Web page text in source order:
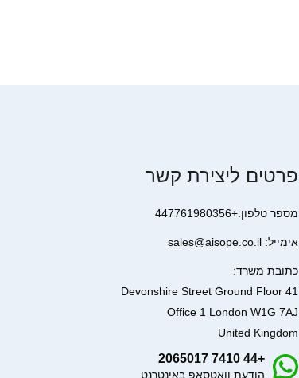
פרטים ליצירת קשר
מספר טלפון:+447761980356
אימייל: sales@aisope.co.il
כתובת משרד:
41 Devonshire Street Ground Floor
Office 1 London W1G 7AJ
United Kingdom
+44 7410 2065017
הודעת וואטסאפ באינטרנט